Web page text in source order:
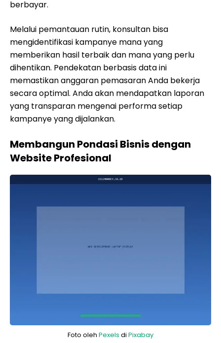
berbayar.
Melalui pemantauan rutin, konsultan bisa
mengidentifikasi kampanye mana yang
memberikan hasil terbaik dan mana yang perlu
dihentikan. Pendekatan berbasis data ini
memastikan anggaran pemasaran Anda bekerja
secara optimal. Anda akan mendapatkan laporan
yang transparan mengenai performa setiap
kampanye yang dijalankan.
Membangun Pondasi Bisnis dengan
Website Profesional
Foto oleh Pexels di Pixabay